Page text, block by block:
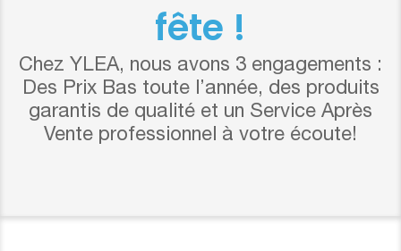
fête !
Chez YLEA, nous avons 3 engagements :
Des Prix Bas toute l’année, des produits
garantis de qualité et un Service Après
Vente professionnel à votre écoute!